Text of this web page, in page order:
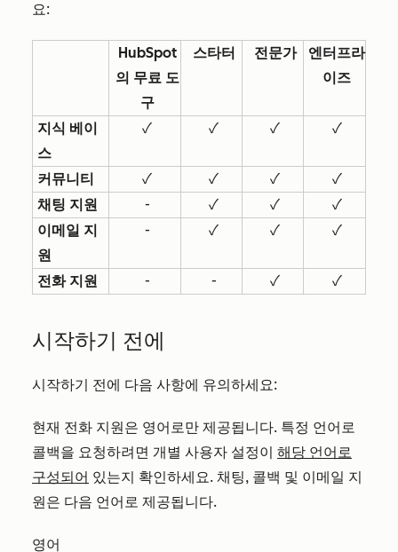
요:
HubSpot
의 무료 도
구
스타터 전문가
엔터프라
이즈
지식 베이
스
✓ ✓ ✓ ✓
커뮤니티 ✓ ✓ ✓
✓
채팅 지원
- ✓ ✓
✓
이메일 지
원
- ✓ ✓ ✓
전화 지원 - - ✓ ✓
시작하기 전에
시작하기 전에 다음 사항에 유의하세요:
현재 전화 지원은 영어로만 제공됩니다. 특정 언어로
콜백을 요청하려면 개별 사용자 설정이 해당 언어로
구성되어 있는지 확인하세요. 채팅, 콜백 및 이메일 지
원은 다음 언어로 제공됩니다.
영어